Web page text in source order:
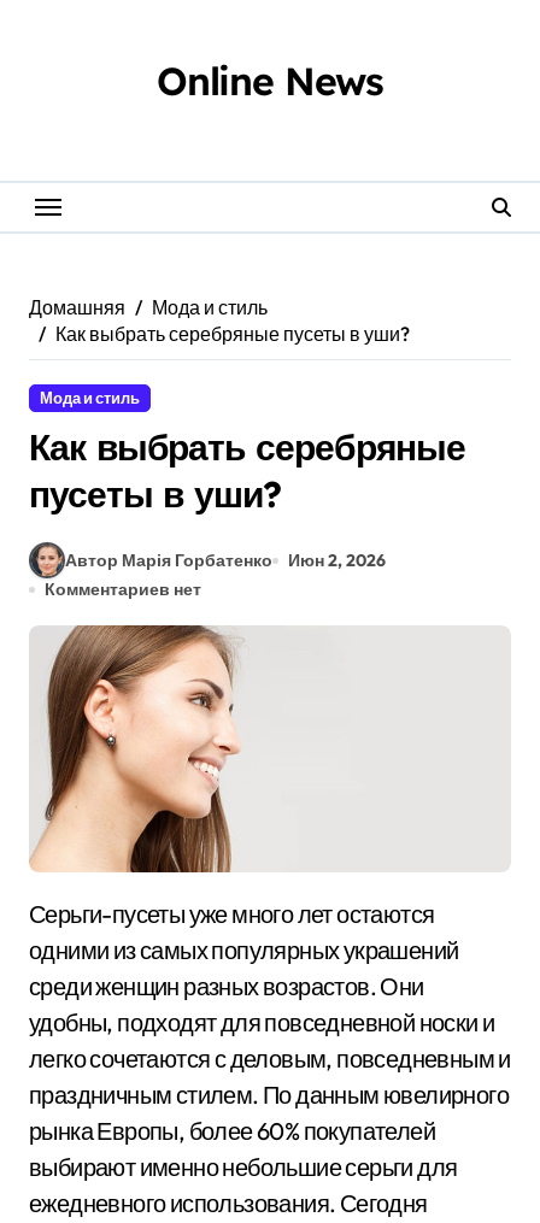
Online News
Домашняя
Мода и стиль
Как выбрать серебряные пусеты в уши?
Мода и стиль
Как выбрать серебряные
пусеты в уши?
Автор Марія Горбатенко
Июн 2, 2026
Комментариев нет
Серьги-пусеты уже много лет остаются
одними из самых популярных украшений
среди женщин разных возрастов. Они
удобны, подходят для повседневной носки и
легко сочетаются с деловым, повседневным и
праздничным стилем. По данным ювелирного
рынка Европы, более 60% покупателей
выбирают именно небольшие серьги для
ежедневного использования. Сегодня